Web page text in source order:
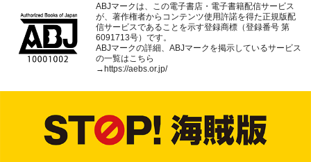
ABJマークは、この電子書店・電子書籍配信サービス
が、著作権者からコンテンツ使用許諾を得た正規版配
信サービスであることを示す登録商標（登録番号 第
6091713号）です。
ABJマークの詳細、ABJマークを掲示しているサービス
の一覧はこちら
→https://aebs.or.jp/